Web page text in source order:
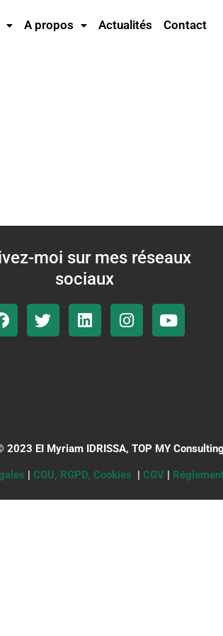
A propos Actualités Contact
moi sur mes réseaux
sociaux
2023 EI Myriam IDRISSA, TOP MY Consulting
| CGU, RGPD, Cookies | CGV |